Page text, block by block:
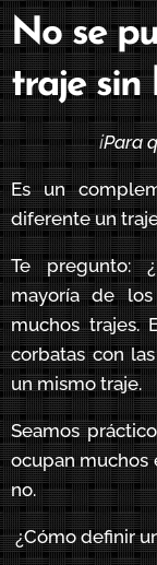
No se
traje sin
¡Para
Es un
diferente un
Te pregunto:
mayoría de
muchos trajes.
corbatas con
un mismo traje.
Seamos
ocupan muchos
no.
¿Cómodefinir